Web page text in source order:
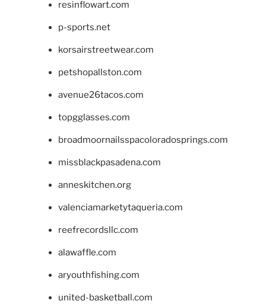
resinflowart.com
p-sports.net
korsairstreetwear.com
petshopallston.com
avenue26tacos.com
topgglasses.com
broadmoornailsspacoloradosprings.com
missblackpasadena.com
anneskitchen.org
valenciamarketytaqueria.com
reefrecordsllc.com
alawaffle.com
aryouthfishing.com
united-basketball.com